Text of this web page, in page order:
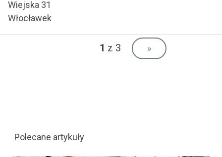
Wiejska 31
Włocławek
1 z 3 »
Polecane artykuły